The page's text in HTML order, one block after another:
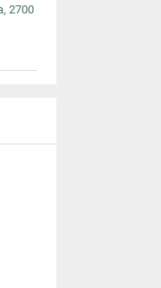
2700